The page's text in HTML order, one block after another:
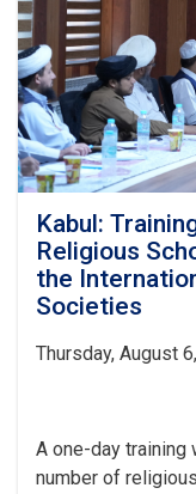
Kabul:
Religious
the
Societies
Thursday, August
A one-day training
number of